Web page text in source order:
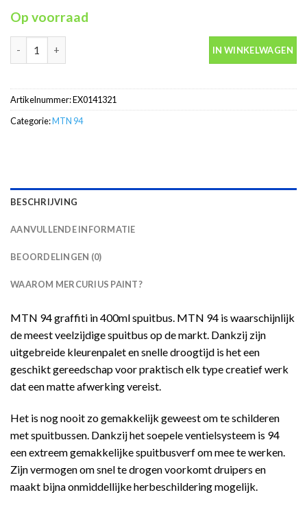
Op voorraad
IN WINKELWAGEN
Artikelnummer:EX0141321
Categorie:MTN 94
BESCHRIJVING
AANVULLENDE INFORMATIE
BEOORDELINGEN (0)
WAAROM MERCURIUS PAINT?
MTN 94 graffiti in 400ml spuitbus. MTN 94 is waarschijnlijk
de meest veelzijdige spuitbus op de markt. Dankzij zijn
uitgebreide kleurenpalet en snelle droogtijd is het een
geschikt gereedschap voor praktisch elk type creatief werk
dat een matte afwerking vereist.
Het is nog nooit zo gemakkelijk geweest om te schilderen
met spuitbussen. Dankzij het soepele ventielsysteem is 94
een extreem gemakkelijke spuitbusverf om mee te werken.
Zijn vermogen om snel te drogen voorkomt druipers en
maakt bijna onmiddellijke herbeschildering mogelijk.